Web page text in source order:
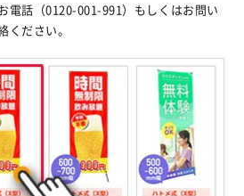
電話（0120-001-991）もしくはお問い
ください。